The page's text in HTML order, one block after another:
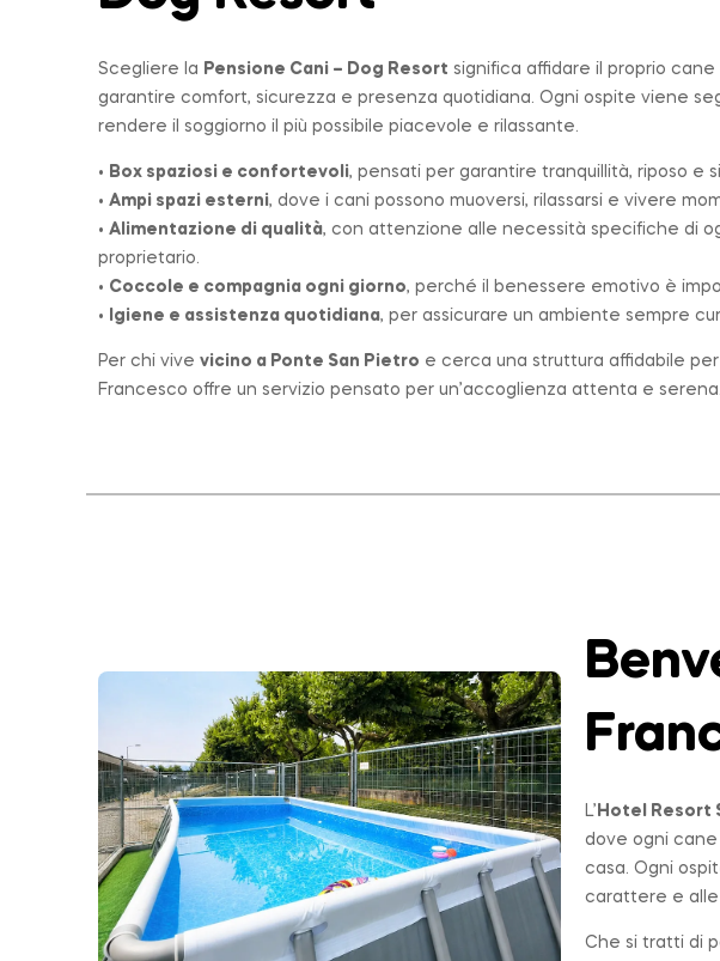
Scegliere la Pensione Cani – Dog Resort significa affidare il proprio
garantire comfort, sicurezza e presenza quotidiana. Ogni ospite viene
rendere il soggiorno il più possibile piacevole e rilassante.
• Box spaziosi e confortevoli, pensati per garantire tranquillità, riposo e
• Ampi spazi esterni, dove i cani possono muoversi, rilassarsi e vivere
• Alimentazione di qualità, con attenzione alle necessità specifiche di
proprietario.
• Coccole e compagnia ogni giorno, perché il benessere emotivo è
•
Igiene e assistenza quotidiana, per assicurare un ambiente sempre
Per chi vive vicino a Ponte San Pietro e cerca una struttura affidabile
Francesco offre un servizio pensato per un’accoglienza attenta e serena.
L’ Hotel Resort
dove ogni
casa. Ogni
carattere e alle
Che si tratti di